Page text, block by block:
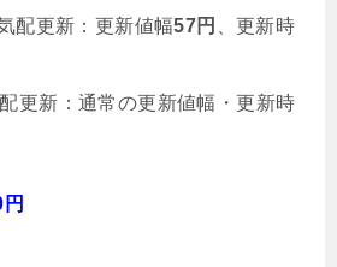
配更新：更新値幅57円
、更新時
更新：通常の更新値幅・更新時